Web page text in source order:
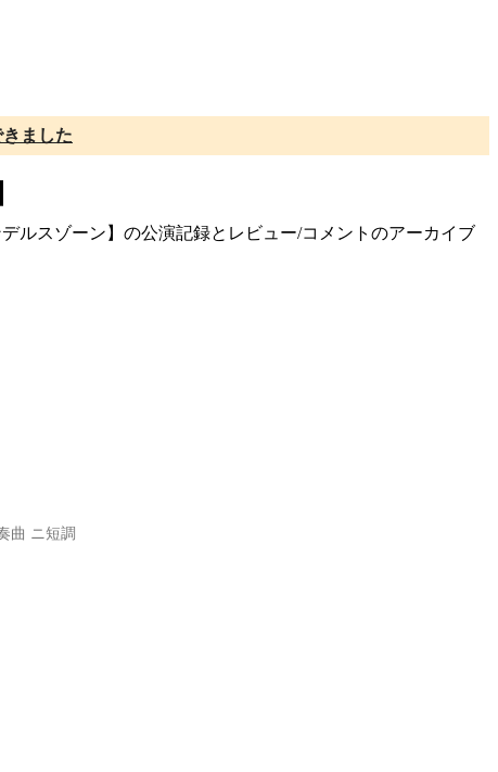
ました
ルスゾーン】の公演記録とレビュー/コメントのアーカイブ
曲 ニ短調